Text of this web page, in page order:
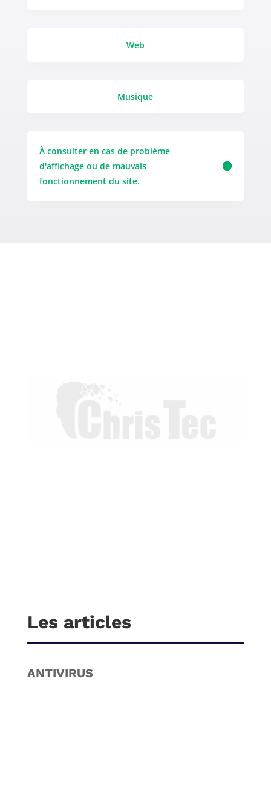
Web
Musique
À consulter en cas de problème
d'affichage ou de mauvais
fonctionnement du site.
Les articles
ANTIVIRUS